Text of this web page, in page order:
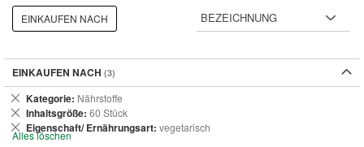
EINKAUFEN NACH
EINKAUFEN NACH
Kategorie Nährstoffe
Dies
entfernen
Inhaltsgröße 60 Stück
Dies
entfernen
Eigenschaft/ Ernährungsart vegetarisch
Dies
entfernen
Alles löschen